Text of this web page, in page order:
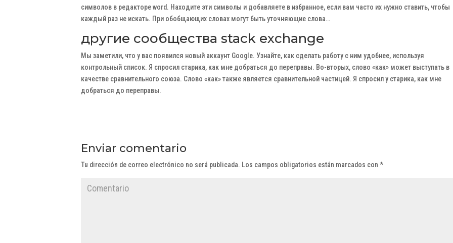
символов в редакторе word. Находите эти символы и добавляете в избранное, если вам часто их нужно ставить, чтобы
каждый раз не искать. При обобщающих словах могут быть уточняющие слова…
другие сообщества stack exchange
Мы заметили, что у вас появился новый аккаунт Google. Узнайте, как сделать работу с ним удобнее, используя
контрольный список. Я спросил старика, как мне добраться до переправы. Во-вторых, слово «как» может выступать в
качестве сравнительного союза. Слово «как» также является сравнительной частицей. Я спросил у старика, как мне
добраться до переправы.
Enviar comentario
Tu dirección de correo electrónico no será publicada. Los campos obligatorios están marcados con *